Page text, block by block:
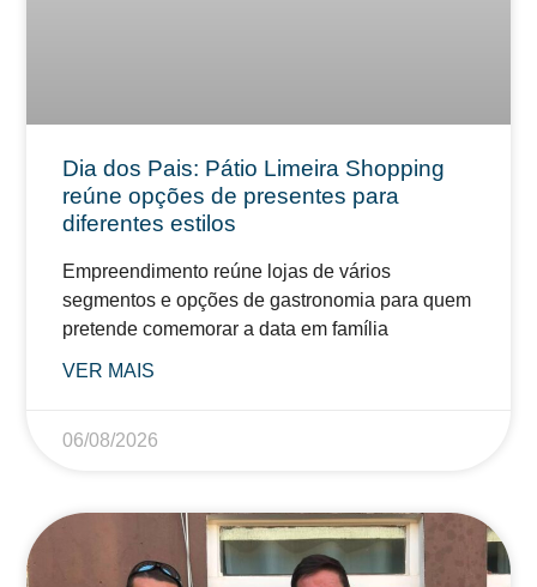
Dia dos Pais: Pátio Limeira Shopping
reúne opções de presentes para
diferentes estilos
Empreendimento reúne lojas de vários
segmentos e opções de gastronomia para quem
pretende comemorar a data em família
VER MAIS
06/08/2026